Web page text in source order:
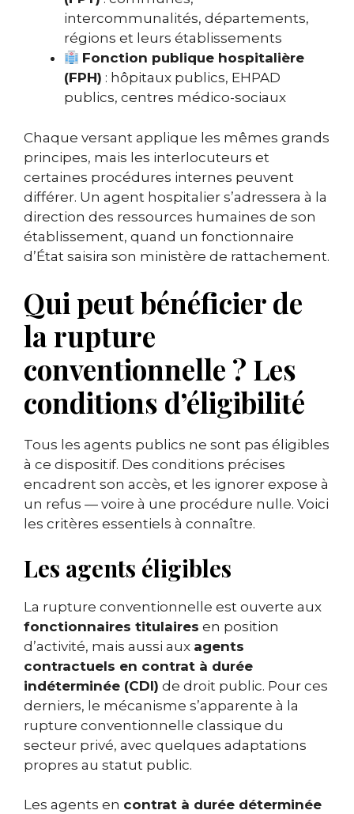
intercommunalités, départements,
régions et leurs établissements
Fonction publique hospitalière
(FPH) : hôpitaux publics, EHPAD
publics, centres médico-sociaux
Chaque versant applique les mêmes grands
principes, mais les interlocuteurs et
certaines procédures internes peuvent
différer. Un agent hospitalier s’adressera à la
direction des ressources humaines de son
établissement, quand un fonctionnaire
d’État saisira son ministère de rattachement.
Qui peut bénéficier de
la rupture
conventionnelle ? Les
conditions d’éligibilité
Tous les agents publics ne sont pas éligibles
à ce dispositif. Des conditions précises
encadrent son accès, et les ignorer expose à
un refus — voire à une procédure nulle. Voici
les critères essentiels à connaître.
Les agents éligibles
La rupture conventionnelle est ouverte aux
fonctionnaires titulaires en position
d’activité, mais aussi aux agents
contractuels en contrat à durée
indéterminée (CDI) de droit public. Pour ces
derniers, le mécanisme s’apparente à la
rupture conventionnelle classique du
secteur privé, avec quelques adaptations
propres au statut public.
Les agents en contrat à durée déterminée